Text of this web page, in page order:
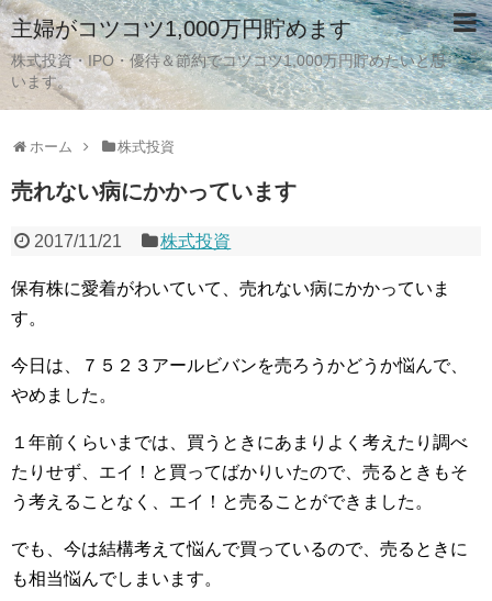
主婦がコツコツ1,000万円貯めます
株式投資・IPO・優待＆節約でコツコツ1,000万円貯めたいと思
います。
ホーム 株式投資
売れない病にかかっています
2017/11/21 株式投資
保有株に愛着がわいていて、売れない病にかかっていま
す。
今日は、７５２３アールビバンを売ろうかどうか悩んで、
やめました。
１年前くらいまでは、買うときにあまりよく考えたり調べ
たりせず、エイ！と買ってばかりいたので、売るときもそ
う考えることなく、エイ！と売ることができました。
でも、今は結構考えて悩んで買っているので、売るときに
も相当悩んでしまいます。